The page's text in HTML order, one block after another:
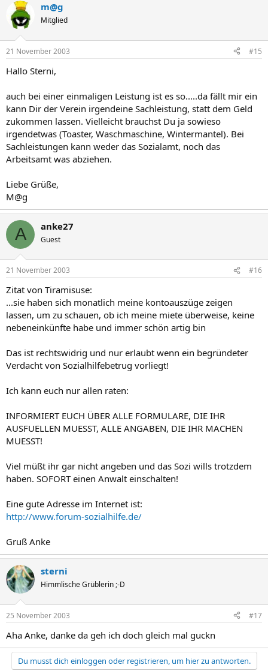
m@g
Mitglied
21 November 2003 #15
Hallo Sterni,
auch bei einer einmaligen Leistung ist es so.....da fällt mir ein
kann Dir der Verein irgendeine Sachleistung, statt dem Geld
zukommen lassen. Vielleicht brauchst Du ja sowieso
irgendetwas (Toaster, Waschmaschine, Wintermantel). Bei
Sachleistungen kann weder das Sozialamt, noch das
Arbeitsamt was abziehen.
Liebe Grüße,
M@g
A anke27
Guest
21 November 2003 #16
Zitat von Tiramisuse:
...sie haben sich monatlich meine kontoauszüge zeigen
lassen, um zu schauen, ob ich meine miete überweise, keine
nebeneinkünfte habe und immer schön artig bin
Das ist rechtswidrig und nur erlaubt wenn ein begründeter
Verdacht von Sozialhilfebetrug vorliegt!
Ich kann euch nur allen raten:
INFORMIERT EUCH ÜBER ALLE FORMULARE, DIE IHR
AUSFUELLEN MUESST, ALLE ANGABEN, DIE IHR MACHEN
MUESST!
Viel müßt ihr gar nicht angeben und das Sozi wills trotzdem
haben. SOFORT einen Anwalt einschalten!
Eine gute Adresse im Internet ist:
http://www.forum-sozialhilfe.de/
Gruß Anke
sterni
Himmlische Grüblerin ;-D
25 November 2003 #17
Aha Anke, danke da geh ich doch gleich mal guckn
Du musst dich einloggen oder registrieren, um hier zu antworten.